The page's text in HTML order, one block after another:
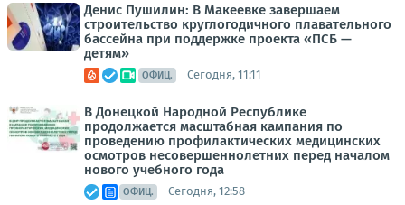
Денис Пушилин: В Макеевке завершаем
строительство круглогодичного плавательного
бассейна при поддержке проекта «ПСБ —
детям»
ОФИЦ. Сегодня, 11:11
В Донецкой Народной Республике
продолжается масштабная кампания по
проведению профилактических медицинских
осмотров несовершеннолетних перед началом
нового учебного года
ОФИЦ. Сегодня, 12:58